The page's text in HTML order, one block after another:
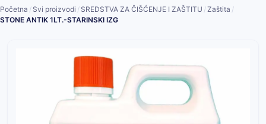
Početna / Svi proizvodi / SREDSTVA ZA ČIŠĆENJE I ZAŠTITU /Zaštita /
STONE ANTIK 1LT.-STARINSKI IZG